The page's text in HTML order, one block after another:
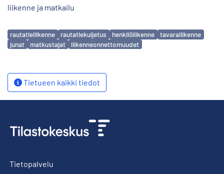
liikenne ja matkailu
Avainsanat
rautatieliikenne rautatiekuljetus henkilöliikenne
tavaraliikenne
junat
matkustajat liikenneonnettomuudet
Tietueen kaikki tiedot
Tietopalvelu